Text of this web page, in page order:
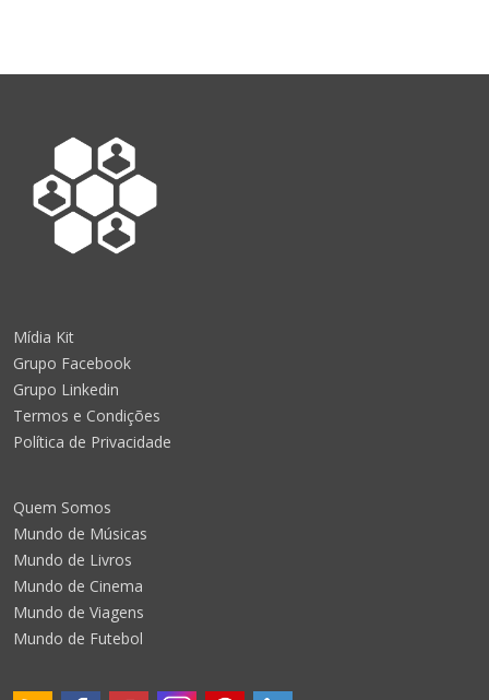
Mídia Kit
Grupo Facebook
Grupo Linkedin
Termos e Condições
Política de Privacidade
Quem Somos
Mundo de Músicas
Mundo de Livros
Mundo de Cinema
Mundo de Viagens
Mundo de Futebol